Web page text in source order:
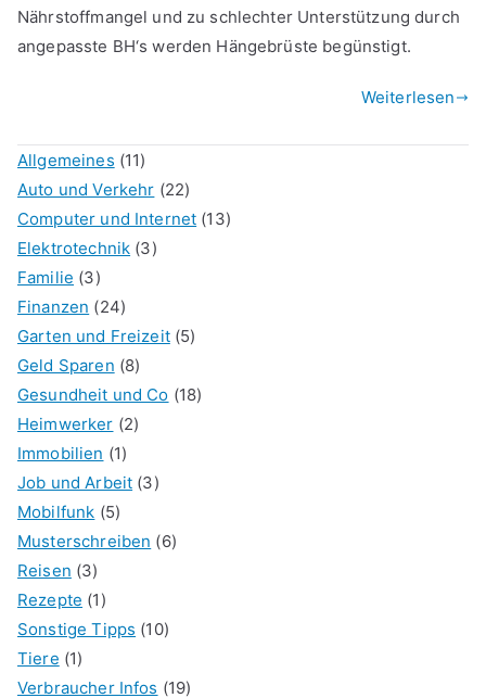
Nährstoffmangel und zu schlechter Unterstützung durch
angepasste BH‘s werden Hängebrüste begünstigt.
Weiterlesen
Allgemeines (11)
Auto und Verkehr (22)
Computer und Internet (13)
Elektrotechnik (3)
Familie (3)
Finanzen (24)
Garten und Freizeit(5)
Geld Sparen (8)
Gesundheit und Co (18)
Heimwerker (2)
Immobilien (1)
Job und Arbeit (3)
Mobilfunk (5)
Musterschreiben (6)
Reisen (3)
Rezepte (1)
Sonstige Tipps (10)
Tiere (1)
Verbraucher Infos (19)